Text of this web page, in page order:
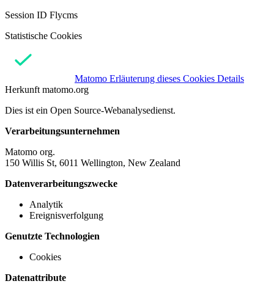
Session ID Flycms
Statistische Cookies
Matomo Erläuterung dieses Cookies Details
Herkunft matomo.org
Dies ist ein Open Source-Webanalysedienst.
Verarbeitungsunternehmen
Matomo org.
150 Willis St, 6011 Wellington, New Zealand
Datenverarbeitungszwecke
Analytik
Ereignisverfolgung
Genutzte Technologien
Cookies
Datenattribute